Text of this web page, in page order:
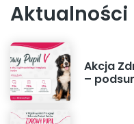
Aktualności
Akcja
–